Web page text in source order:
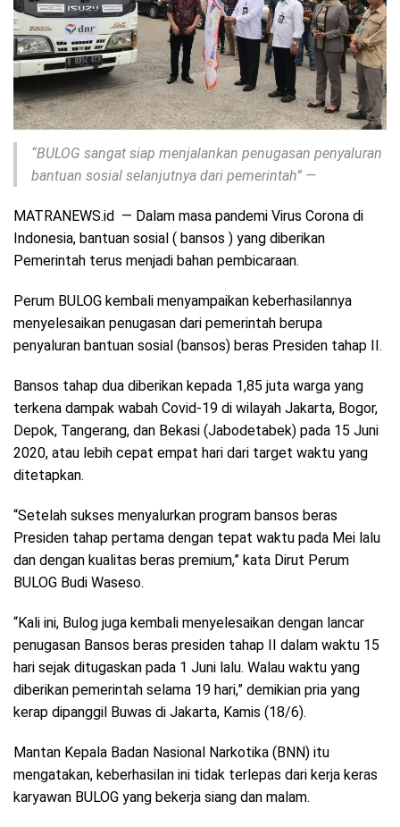
“BULOG sangat siap menjalankan penugasan penyaluran
bantuan sosial selanjutnya dari pemerintah” —
MATRANEWS.id — Dalam masa pandemi Virus Corona di
Indonesia, bantuan sosial ( bansos ) yang diberikan
Pemerintah terus menjadi bahan pembicaraan.
Perum BULOG kembali menyampaikan keberhasilannya
menyelesaikan penugasan dari pemerintah berupa
penyaluran bantuan sosial (bansos) beras Presiden tahap II.
Bansos tahap dua diberikan kepada 1,85 juta warga yang
terkena dampak wabah Covid-19 di wilayah Jakarta, Bogor,
Depok, Tangerang, dan Bekasi (Jabodetabek) pada 15 Juni
2020, atau lebih cepat empat hari dari target waktu yang
ditetapkan.
“Setelah sukses menyalurkan program bansos beras
Presiden tahap pertama dengan tepat waktu pada Mei lalu
dan dengan kualitas beras premium,” kata Dirut Perum
BULOG Budi Waseso.
“Kali ini, Bulog juga kembali menyelesaikan dengan lancar
penugasan Bansos beras presiden tahap II dalam waktu 15
hari sejak ditugaskan pada 1 Juni lalu. Walau waktu yang
diberikan pemerintah selama 19 hari,” demikian pria yang
kerap dipanggil Buwas di Jakarta, Kamis (18/6).
Mantan Kepala Badan Nasional Narkotika (BNN) itu
mengatakan, keberhasilan ini tidak terlepas dari kerja keras
karyawan BULOG yang bekerja siang dan malam.